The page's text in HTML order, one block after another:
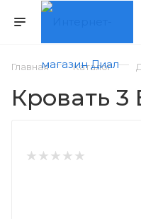
Главная — Каталог —
Кровать